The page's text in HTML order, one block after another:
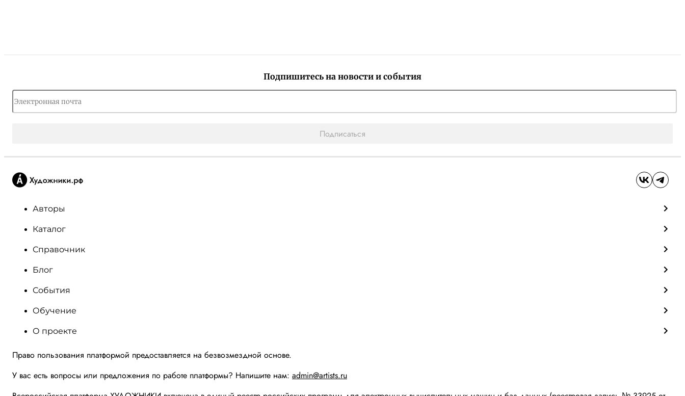
Подпишитесь на новости и события
Подписаться
Авторы
Каталог
Справочник
Блог
События
Обучение
О проекте
Право пользования платформой предоставляется на безвозмездной основе.
У вас есть вопросы или предложения по работе платформы? Напишите нам: admin@artists.ru